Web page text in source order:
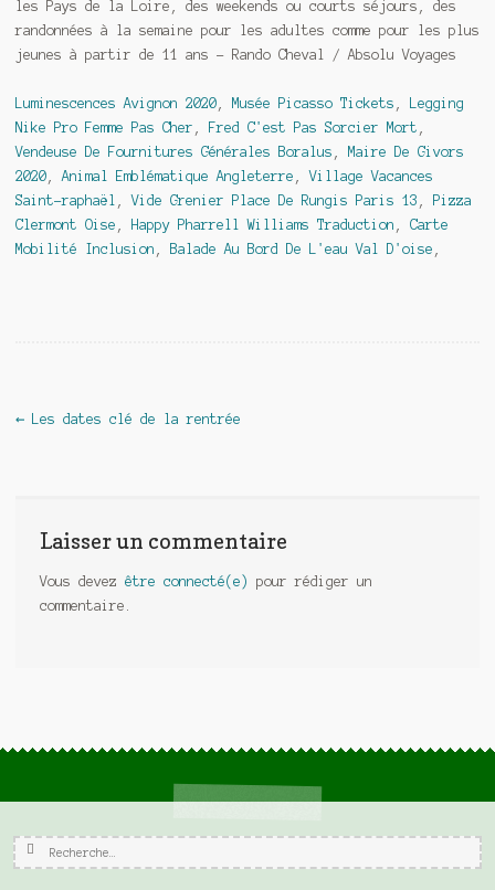
Luminescences Avignon 2020, Musée Picasso Tickets
Legging
Nike Pro Femme Pas Cher
Fred C'est Pas Sorcier Mort
Vendeuse De Fournitures Générales Boralus
Maire De Givors
2020, Animal Emblématique Angleterre
Village Vacances
Saint-raphaël
Vide Grenier Place De Rungis Paris 13
Pizza
Clermont Oise
Happy Pharrell Williams Traduction
Carte
Mobilité Inclusion
Balade Au Bord De L'eau Val D'oise
Navigation de l'article
←Les dates clé de la rentrée
Laisser un commentaire
Vous devez être connecté(e)
pour rédiger un
commentaire.
Rechercher :